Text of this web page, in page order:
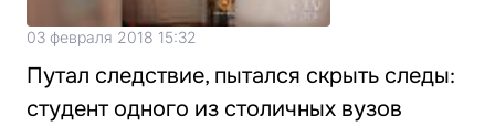
03 февраля 2018 15:32
Путал следствие, пытался скрыть следы:
студент одного из столичных вузов